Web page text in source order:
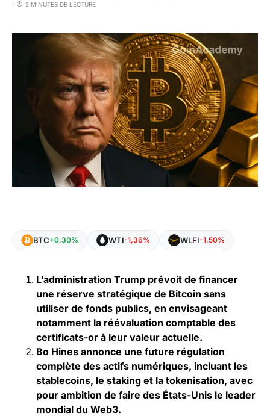
2 MINUTES DE LECTURE
BTC+0,30% WTI-1,36% WLFI-1,50%
L’administration Trump prévoit de financer
une réserve stratégique de Bitcoin sans
utiliser de fonds publics, en envisageant
notamment la réévaluation comptable des
certificats-or à leur valeur actuelle.
Bo Hines annonce une future régulation
complète des actifs numériques, incluant les
stablecoins, le staking et la tokenisation, avec
pour ambition de faire des États-Unis le leader
mondial du Web3.